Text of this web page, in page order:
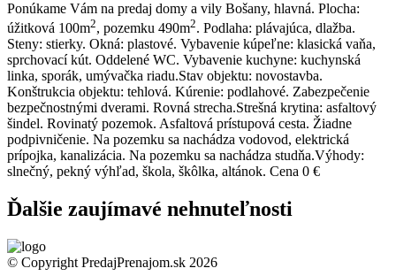
Ponúkame Vám na predaj domy a vily Bošany, hlavná. Plocha:
úžitková 100m2, pozemku 490m2. Podlaha: plávajúca, dlažba.
Steny: stierky. Okná: plastové. Vybavenie kúpeľne: klasická vaňa,
sprchovací kút. Oddelené WC. Vybavenie kuchyne: kuchynská
linka, sporák, umývačka riadu.Stav objektu: novostavba.
Konštrukcia objektu: tehlová. Kúrenie: podlahové. Zabezpečenie
bezpečnostnými dverami. Rovná strecha.Strešná krytina: asfaltový
šindel. Rovinatý pozemok. Asfaltová prístupová cesta. Žiadne
podpivničenie. Na pozemku sa nachádza vodovod, elektrická
prípojka, kanalizácia. Na pozemku sa nachádza studňa.Výhody:
slnečný, pekný výhľad, škola, škôlka, altánok. Cena 0 €
Ďalšie zaujímavé nehnuteľnosti
© Copyright PredajPrenajom.sk 2026